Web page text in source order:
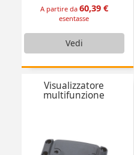
A partire da 60,39 €
esentasse
Vedi
Visualizzatore
multifunzione